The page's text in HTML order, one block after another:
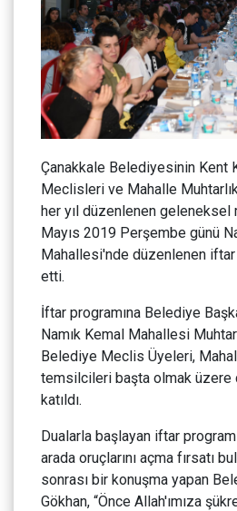
Çanakkale Belediyesinin Kent
Meclisleri ve Mahalle
her yıl düzenlenen geleneksel
Mayıs 2019 Perşembe günü
Mahallesi'nde düzenlenen
etti.
İftar programına Belediye
Namık Kemal Mahallesi
Belediye Meclis Üyeleri,
temsilcileri başta olmak üzere
katıldı.
Dualarla başlayan iftar
arada oruçlarını açma fırsatı
sonrası bir konuşma yapan
Gökhan, “Önce Allah'ımıza